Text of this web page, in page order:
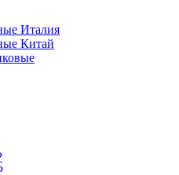
Италия
Китай